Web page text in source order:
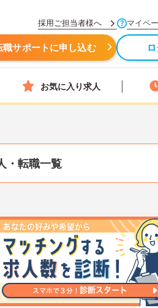
採用ご担当者様へ マイペ
職サポートに申し込む
お気に入り求人
・転職一覧